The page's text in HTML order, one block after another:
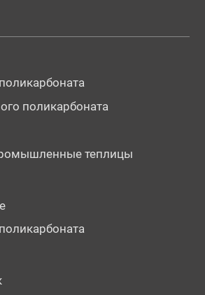
поликарбоната
теплицы